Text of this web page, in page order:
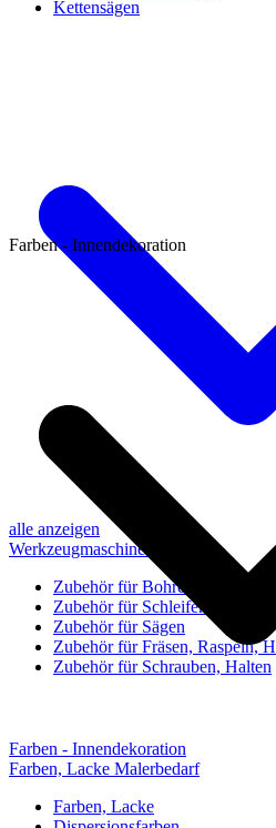
Kettensägen
alle anzeigen
Werkzeugmaschinen-Zubehör
Zubehör für Bohren, Bohrhilfen
Zubehör für Schleifen, Poliere
Zubehör für Sägen
Zubehör für Fräsen, Raspeln, H
Zubehör für Schrauben, Halten
Farben - Innendekoration
Farben - Innendekoration
Farben, Lacke Malerbedarf
Farben, Lacke